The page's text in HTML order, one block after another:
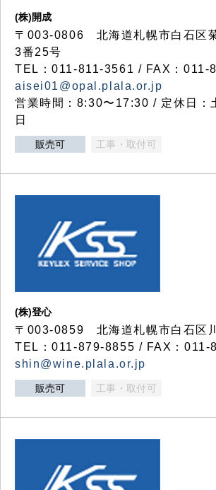
(株)開成
〒003-0806 北海道札幌市白石区
3番25号
TEL：011-811-3561 / FAX：011-
aisei01@opal.plala.or.jp
営業時間：8:30〜17:30 / 定休日：
日
販売可 工事・取付可
(株)登心
〒003-0859 北海道札幌市白石区
TEL：011-879-8855 / FAX：011-
shin@wine.plala.or.jp
販売可 工事・取付可